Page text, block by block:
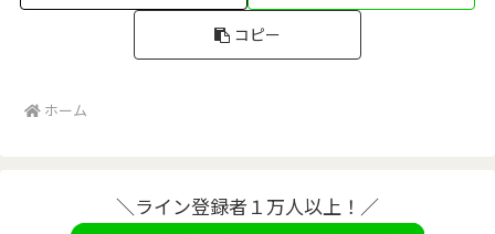
コピー
ホーム
＼ライン登録者１万人以上！／